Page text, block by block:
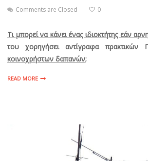
Comments are Closed
0
Τι μπορεί να κάνει ένας ιδιοκτήτης εάν
του χορηγήσει αντίγραφα πρακτικών
κοινοχρήστων δαπανών;
READ MORE